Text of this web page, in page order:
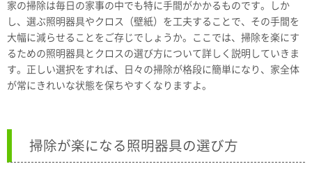
家の掃除は毎日の家事の中でも特に手間がかかるものです。しか
し、選ぶ照明器具やクロス（壁紙）を工夫することで、その手間を
大幅に減らせることをご存じでしょうか。ここでは、掃除を楽にす
るための照明器具とクロスの選び方について詳しく説明していきま
す。正しい選択をすれば、日々の掃除が格段に簡単になり、家全体
が常にきれいな状態を保ちやすくなりますよ。
掃除が楽になる照明器具の選び方